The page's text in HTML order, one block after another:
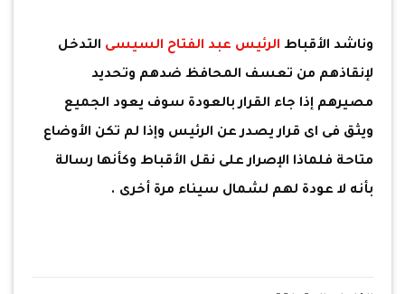
وناشد الأقباط الرئيس عبد الفتاح السيسى التدخل
لإنقاذهم من تعسف المحافظ ضدهم وتحديد
مصيرهم إذا جاء القرار بالعودة سوف يعود الجميع
ويثق فى اى قرار يصدر عن الرئيس وإذا لم تكن الأوضاع
متاحة فلماذا الإصرار على نقل الأقباط وكأنها رسالة
بأنه لا عودة لهم لشمال سيناء مرة أخرى .